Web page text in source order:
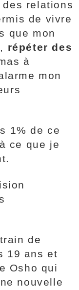
des relations
de vivre
que mon
répéter des
à
mon
1% de ce
ce que je
de
19 ans et
Osho qui
nouvelle